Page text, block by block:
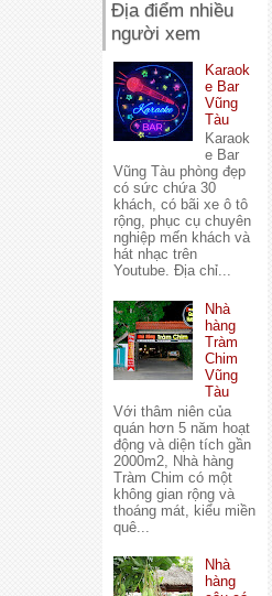
Địa điểm nhiều
người xem
Karaok
e Bar
Vũng
Tàu
Karaok
e Bar
Vũng Tàu phòng đẹp
có sức chứa 30
khách, có bãi xe ô tô
rộng, phục cụ chuyên
nghiệp mến khách và
hát nhạc trên
Youtube. Địa chỉ...
Nhà
hàng
Tràm
Chim
Vũng
Tàu
Với thâm niên của
quán hơn 5 năm hoạt
động và diện tích gần
2000m2, Nhà hàng
Tràm Chim có một
không gian rộng và
thoáng mát, kiểu miền
quê...
Nhà
hàng